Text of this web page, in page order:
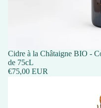
Cidre à la Châtaigne BIO -
de 75cL
€75,00 EUR